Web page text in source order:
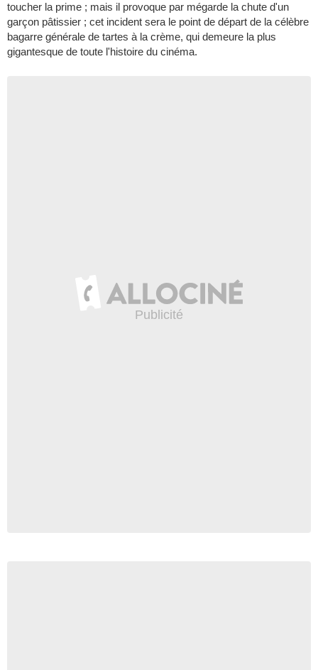
toucher la prime ; mais il provoque par mégarde la chute d'un
garçon pâtissier ; cet incident sera le point de départ de la célèbre
bagarre générale de tartes à la crème, qui demeure la plus
gigantesque de toute l'histoire du cinéma.